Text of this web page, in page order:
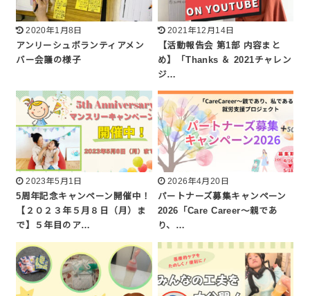
2020年1月8日
アンリーシュボランティアメン
バー会議の様子
2021年12月14日
【活動報告会 第1部 内容まと
め】「Thanks ＆ 2021チャレン
ジ…
2023年5月1日
5周年記念キャンペーン開催中！
【２０２３年５月８日（月）ま
で】５年目のア…
2026年4月20日
パートナーズ募集キャンペーン
2026「Care Career〜親であ
り、…